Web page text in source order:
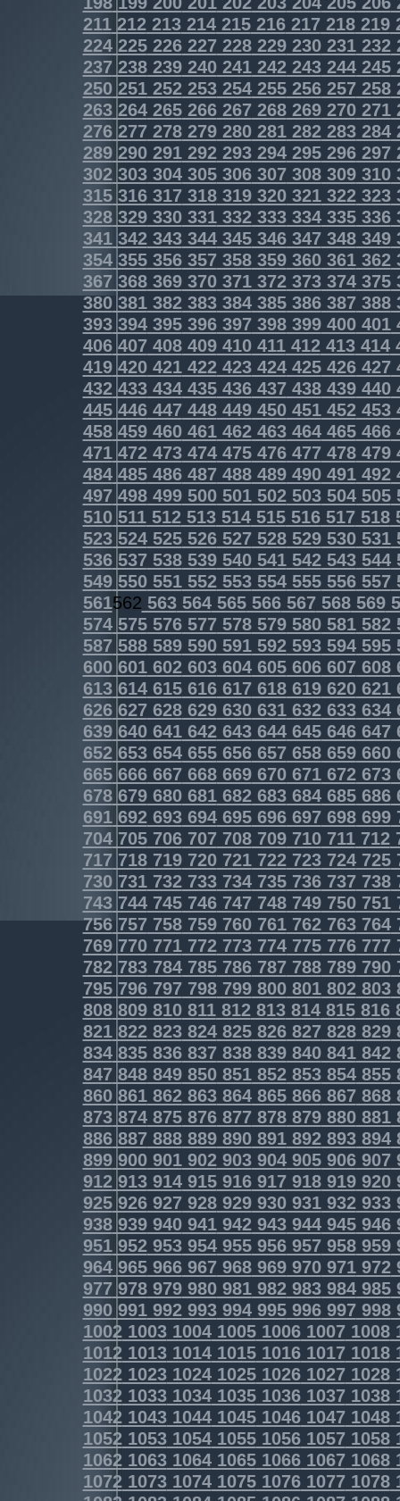
211212213214215216217218219
224225226227228229230231232
237238239240241242243244245
250251252253254255256257258
263264265266267268269270271
276277278279280281282283284
289290291292293294295296297
302303304305306307308309310
315316317318319320321322323
328329330331332333334335336
341342343344345346347348349
354355356357358359360361362
367 368369370371372373374375
380381382383384385386387388
393394395396397398399400401
406407408409410411412413414
419420421422423424425426427
432433434435436437438439440
445446447448449450451452453
458459460461462463464465466
471472473474475476477478479
484485486487488489490491492
497498499500501502503504505
510511512513514515516517518
523524525526527528529530531
536537538539540541542543544
549550551552553554555556557
561562 563564565566567568569
574575576577578579580581582
587588589590591592593594595
600601602603604605606607608
613614615616617618619620621
626627628629630631632633634
639640641642643644645646647
652653654655656657658659660
665666667668669670671672673
678679680681682683684685686
691692693694695696697698699
704705706707708709710711712
717 718719720721722723724725
730731732733734735736737738
743744745746747748749750751
756757758759760761762763764
769770771772773774775776777
782783784785786787788789790
795796797798799800801802803
808809810811812813814815816
821822823824825826827828829
834835836837838839840841842
847848849850851852853854855
860861862863864865866867868
873874875876877878879880881
886887888889890891892893894
899900901902903904905906907
912913914915916917918919920
925926927928929930931932933
938939940941942943944945946
951952953954955956957958959
964965966967968969970971972
977978979980981982983984985
990991992993994995996997998
1002100310041005100610071008
1012101310141015101610171018
1022102310241025102610271028
1032103310341035103610371038
1042104310441045104610471048
1052105310541055105610571058
1062106310641065106610671068
1072107310741075107610771078